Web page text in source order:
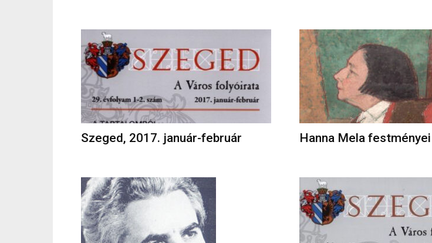
Szeged, 2017. január-február Hanna Mela festményei